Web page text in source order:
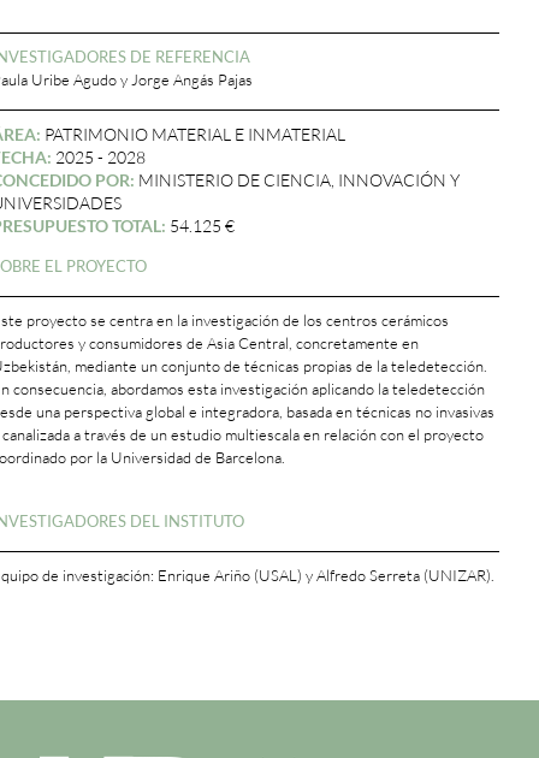
DE REFERENCIA
Uribe Agudo y Jorge Angás Pajas
PATRIMONIO MATERIAL E INMATERIAL
2025 - 2028
POR: MINISTERIO DE CIENCIA, INNOVACIÓN Y
TOTAL: 54.125 €
EL PROYECTO
proyecto se centra en la investigación de los centros cerámicos
y consumidores de Asia Central, concretamente en
mediante un conjunto de técnicas propias de la teledetección.
consecuencia, abordamos esta investigación aplicando la teledetección
una perspectiva global e integradora, basada en técnicas no invasivas
canalizada a través de un estudio multiescala en relación con el proyecto
por la Universidad de Barcelona.
DEL INSTITUTO
de investigación: Enrique Ariño (USAL) y Alfredo Serreta (UNIZAR).